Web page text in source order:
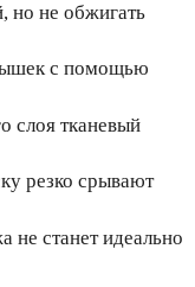
но не обжигать
с помощью
слоя тканевый
резко срывают
не станет идеально